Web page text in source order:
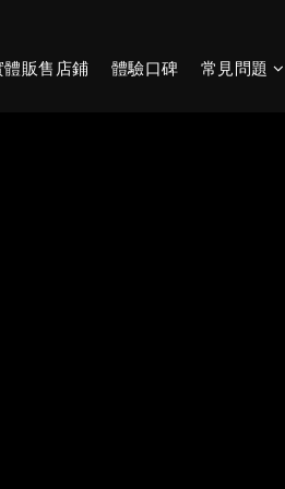
體販售店鋪 體驗口碑 常見問題